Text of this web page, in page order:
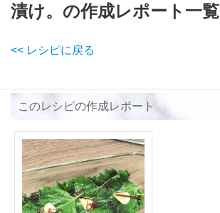
漬け。の作成レポート一覧
<< レシピに戻る
このレシピの作成レポート